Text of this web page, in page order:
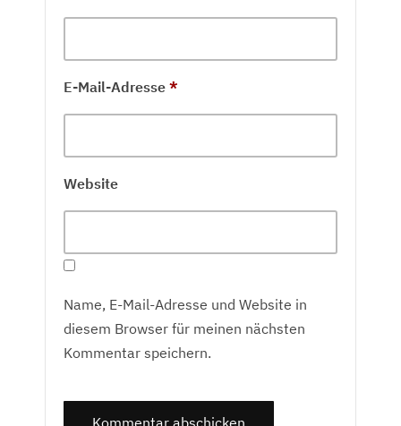
E-Mail-Adresse *
Website
Name, E-Mail-Adresse und Website in
diesem Browser für meinen nächsten
Kommentar speichern.